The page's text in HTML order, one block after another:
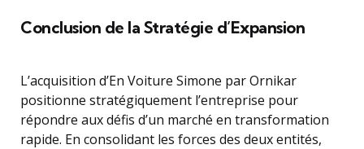
Conclusion de la Stratégie d’Expansion
L’acquisition d’En Voiture Simone par Ornikar
positionne stratégiquement l’entreprise pour
répondre aux défis d’un marché en transformation
rapide. En consolidant les forces des deux entités,